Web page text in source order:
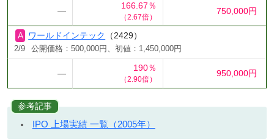
―
166.67％
（2.67倍）
750,000円
ワールドインテック （2429）
2/9 公開価格：500,000円、初値：1,450,000円
―
190％
（2.90倍）
950,000円
参考記事
IPO 上場実績 一覧（2005年）